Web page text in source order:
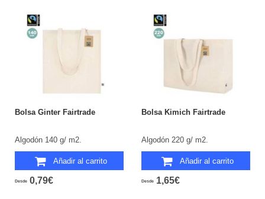
Bolsa Ginter Fairtrade
Algodón 140 g/ m2.
Añadir al carrito
Desde 0,79€
Bolsa Kimich Fairtrade
Algodón 220 g/ m2.
Añadir al carrito
Desde 1,65€